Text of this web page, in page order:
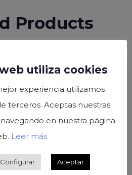
Products
utiliza cookies
experiencia utilizamos
terceros. Aceptas nuestras
en nuestra página
Leer más
Configurar Aceptar